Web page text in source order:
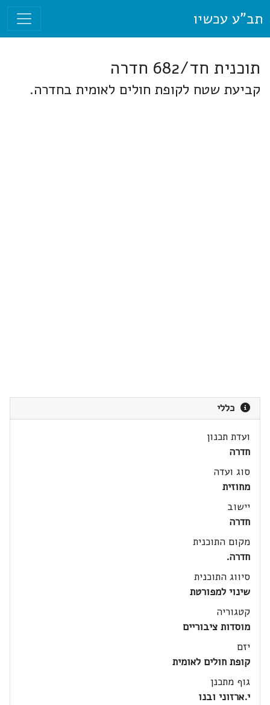
תב"ע עכשיו
תוכנית חד/682 חדרה
קביעת שטח לקופת חולים לאומית בחדרה.
כללי
ועדת תכנון
חדרה
סוג ועדה
מחוזית
יישוב
חדרה
מקום התוכנית
חדרה.
סיווג התוכנית
שינוי למפורטת
קטגוריה
מוסדות ציבוריים
יזם
קופת חולים לאומית
גוף מתכנן
י.ארזוני ובנו